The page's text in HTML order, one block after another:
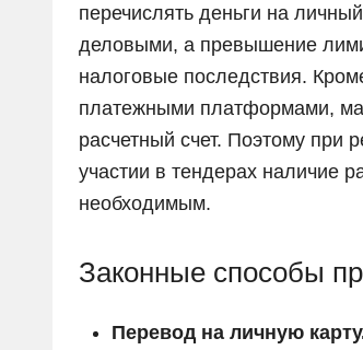
перечислять деньги на
деловыми, а превышение
налоговые последствия.
платежными платформами,
расчетный счет. Поэтому при
участии в тендерах наличие
необходимым.
Законные способы
Перевод на личную